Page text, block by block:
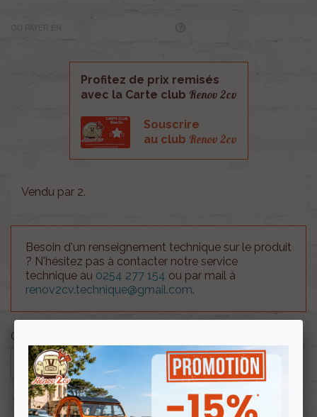
OU PAYER EN
Profitez de prix remisés
avec la Carte club Renov 2cv
Souscrire
au club Renov 2cv
Vendu par 2.
Besoin d'un renseignement technique sur le produit
? N'hésitez pas à contacter notre service
technique au 0254 277 154 ou par mail à
renov2cv.technique@gmail.com.
Quantité
 AJOUTER AU PANIER
 En stock